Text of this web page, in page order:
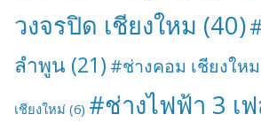
วงจรปิด เชียงใหม (40)
ลำพูน (21) #ช่างคอม เชียงใหม
เชียงใหม่ (6) #ช่างไฟฟ้า 3 เ